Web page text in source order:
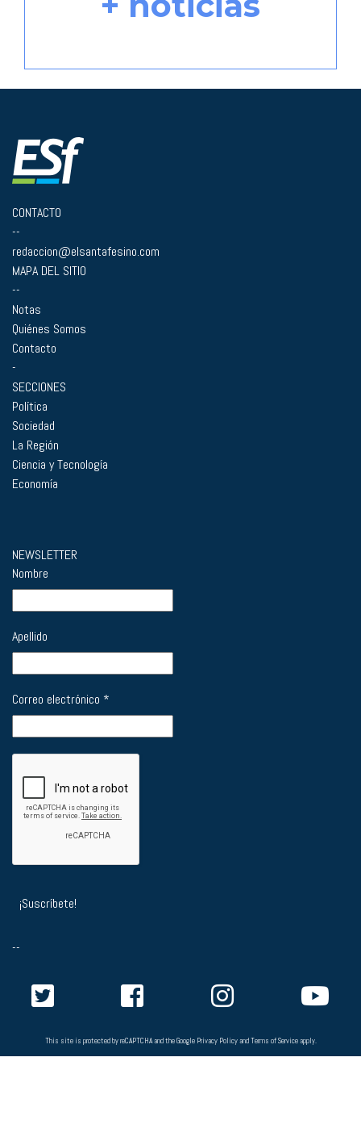
CONTACTO
--
redaccion@elsantafesino.com
MAPA DEL SITIO
--
Notas
Quiénes Somos
Contacto
-
SECCIONES
Política
Sociedad
La Región
Ciencia y Tecnología
Economía
NEWSLETTER
Nombre
Apellido
Correo electrónico *
--
This site is protected by reCAPTCHA and the Google Privacy PolicyandTerms of Serviceapply.